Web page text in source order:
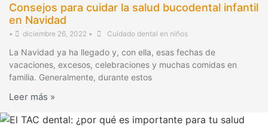
Consejos para cuidar la salud bucodental infantil
en Navidad
• diciembre 26, 2022 • Cuidado dental en niños
La Navidad ya ha llegado y, con ella, esas fechas de
vacaciones, excesos, celebraciones y muchas comidas en
familia. Generalmente, durante estos
Leer más »